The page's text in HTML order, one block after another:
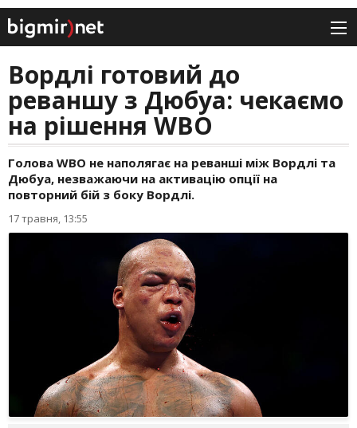
Вордлі готовий до
реваншу з Дюбуа: чекаємо
на рішення WBO
Голова WBO не наполягає на реванші між Вордлі та
Дюбуа, незважаючи на активацію опції на
повторний бій з боку Вордлі.
17 травня, 13:55